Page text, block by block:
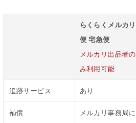
らくらくメルカリ
便 宅急便
メルカリ出品者の
み利用可能
追跡サービス あり
補償
メルカリ事務局に